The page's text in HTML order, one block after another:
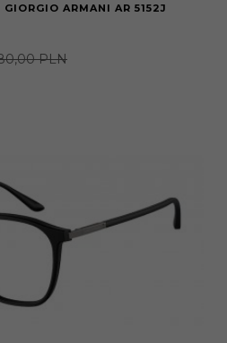
ARMANI AR 5152J
PLN